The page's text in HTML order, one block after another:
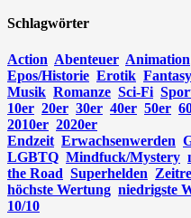
Schlagwörter
Action Abenteuer Animation
Epos/Historie Erotik Fantasy
Musik Romanze Sci-Fi
10er 20er 30er 40er 50er
2010er 2020er
Endzeit Erwachsenwerden
LGBTQ Mindfuck/Mystery
the Road Superhelden
höchste Wertung niedrigste
10/10